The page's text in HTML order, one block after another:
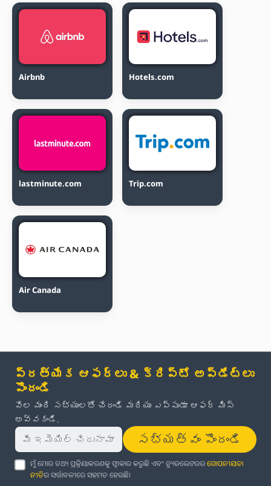
Airbnb Hotels.com
lastminute.com Trip.com
Air Canada
ప్రత్యేక ఆఫర్లు & క్రిప్టో అప్‌డేట్‌లు
పొందండి
వేల మంది సభ్యులతో చేరండి మరియు ఎప్పుడూ ఆఫర్ మిస్
అవ్వకండి.
సభ్యత్వం పొందండి
ମୁଁ ମୋର ତଥ୍ୟ ପ୍ରକ୍ରିୟାକରଣକୁ ସ୍ୱୀକାର କରୁଛି ଏବଂ ନ୍ୟୁଜଲେଟରରଗୋପନୀୟତା
ନୀତିର ସର୍ତ୍ତାବଳୀରେ ସହମତ ହେଉଛି।